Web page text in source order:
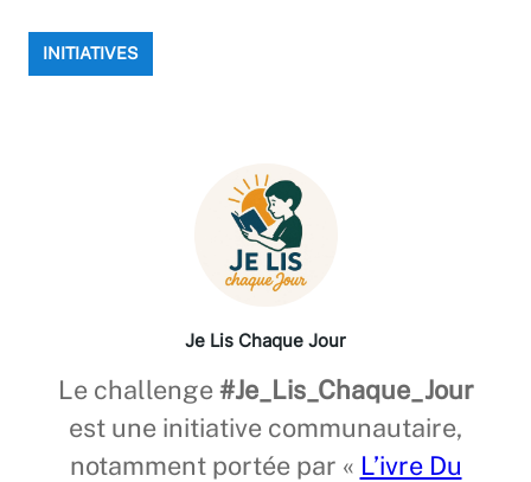
INITIATIVES
Je Lis Chaque Jour
Le challenge#Je_Lis_Chaque_Jour
est une initiative communautaire,
notamment portée par « L’ivre Du